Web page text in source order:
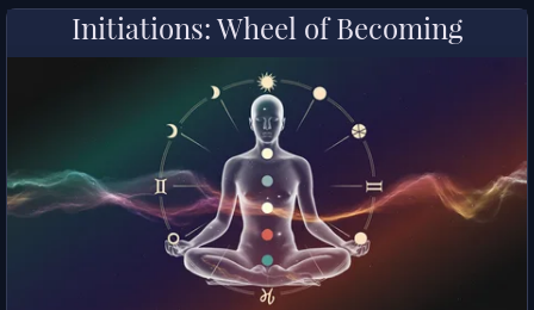
Initiations: Wheel of Becoming